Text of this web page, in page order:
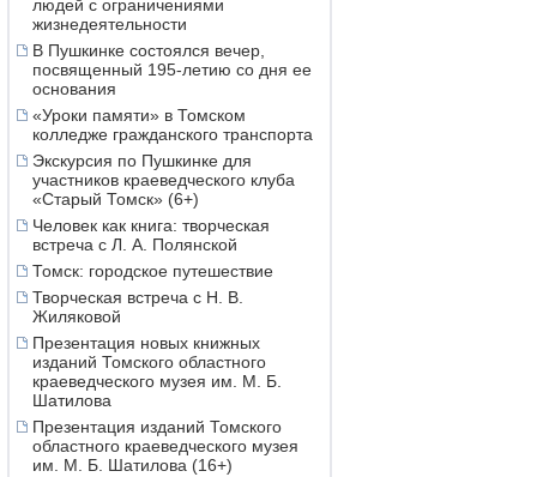
людей с ограничениями
жизнедеятельности
В Пушкинке состоялся вечер,
посвященный 195-летию со дня ее
основания
«Уроки памяти» в Томском
колледже гражданского транспорта
Экскурсия по Пушкинке для
участников краеведческого клуба
«Старый Томск» (6+)
Человек как книга: творческая
встреча с Л. А. Полянской
Томск: городское путешествие
Творческая встреча с Н. В.
Жиляковой
Презентация новых книжных
изданий Томского областного
краеведческого музея им. М. Б.
Шатилова
Презентация изданий Томского
областного краеведческого музея
им. М. Б. Шатилова (16+)